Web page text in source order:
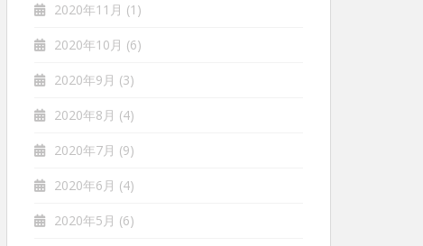
2020年11月 (1)
2020年10月 (6)
2020年9月 (3)
2020年8月 (4)
2020年7月 (9)
2020年6月 (4)
2020年5月 (6)